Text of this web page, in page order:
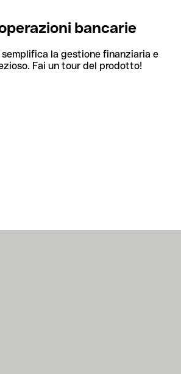
bancarie
la gestione finanziaria e
Fai un tour del prodotto!